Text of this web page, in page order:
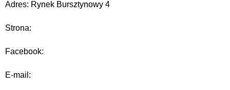
Adres: Rynek Bursztynowy 4
Strona:
Facebook:
E-mail: